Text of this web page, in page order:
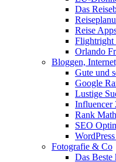
Das
Reise
Flightright
Orlando
Bloggen,
Gute und
Google
Lustige
Influencer
Rank
SEO
Fotografie & Co
Das Beste